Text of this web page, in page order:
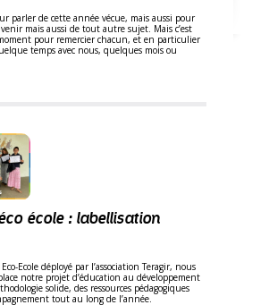
parler de cette année vécue, mais aussi pour
venir mais aussi de tout autre sujet. Mais c’est
pour remercier chacun, et en particulier
temps avec nous, quelques mois ou
école : labellisation
Ecole déployé par l’association Teragir, nous
notre projet d’éducation au développement
solide, des ressources pédagogiques
tout au long de l’année.